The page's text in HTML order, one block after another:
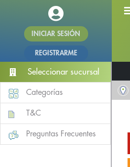
INICIAR SESIÓN
REGISTRARME
Seleccionar sucursal
Categorías
T&C
Preguntas Frecuentes